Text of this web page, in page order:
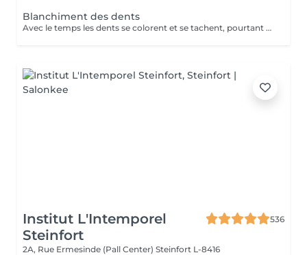
Blanchiment des dents
Avec le temps les dents se colorent et se tachent, pourtant un joli sourire passe par des dents blanches. Parmi les nombreuses techniques existant sur le marché, le blanchiment des dents sans peroxyde vous garantit un résultat efficace et sans aucun danger. La séance de blanchiment, réalisée par un professionnel, dure entre 40 et 45minutes.
Institut L'Intemporel
Steinfort
536
2A, Rue Ermesinde (Pall Center) Steinfort L-8416